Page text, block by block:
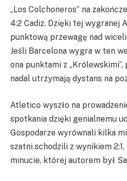
„Los Colchoneros” na
4:2 Cadiz. Dzięki tej wygranej
punktową przewagę nad
Jeśli Barcelona wygra w ten
ona punktami z „Królewskimi”,
nadal utrzymają dystans na
Atletico wyszło na
spotkania dzięki genialnemu
Gospodarze wyrównali kilka
szatni schodzili z wynikiem
minucie, której autorem był